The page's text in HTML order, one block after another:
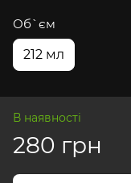
Об`єм
212 мл
В наявності
280 грн